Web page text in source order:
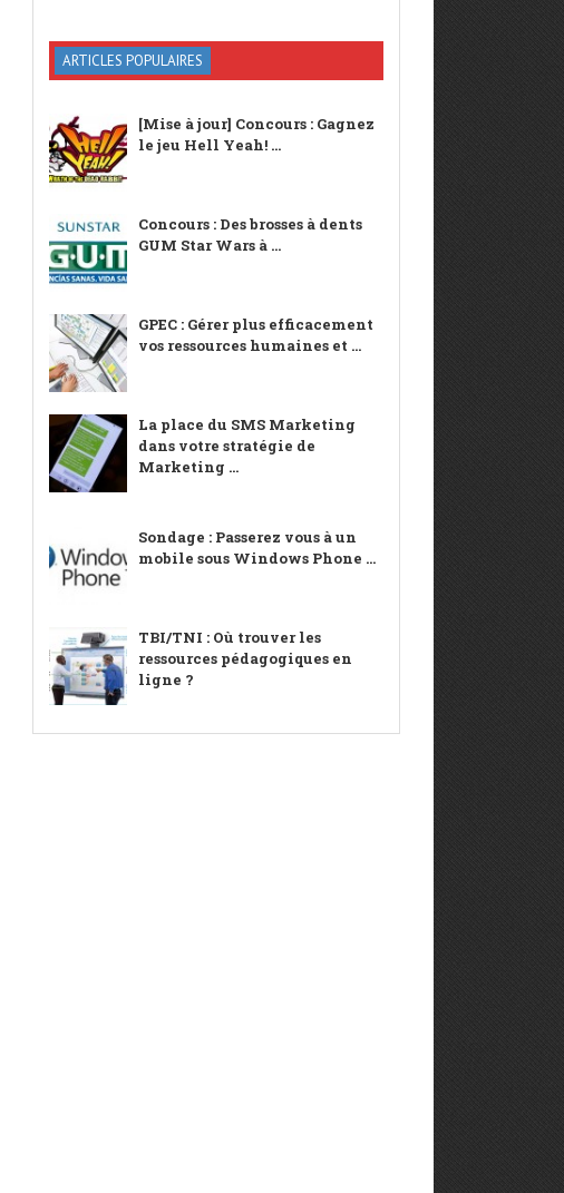
ARTICLES POPULAIRES
[Mise à jour] Concours : Gagnez
le jeu Hell Yeah! ...
Concours : Des brosses à dents
GUM Star Wars à ...
GPEC : Gérer plus efficacement
vos ressources humaines et ...
La place du SMS Marketing
dans votre stratégie de
Marketing ...
Sondage : Passerez vous à un
mobile sous Windows Phone ...
TBI/TNI : Où trouver les
ressources pédagogiques en
ligne ?